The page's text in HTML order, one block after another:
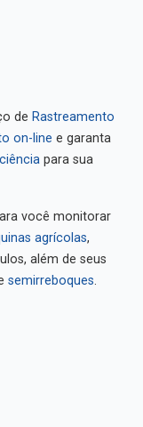
de Rastreamento
on-line e garanta
para sua
você monitorar
agrícolas,
além de seus
semirreboques.